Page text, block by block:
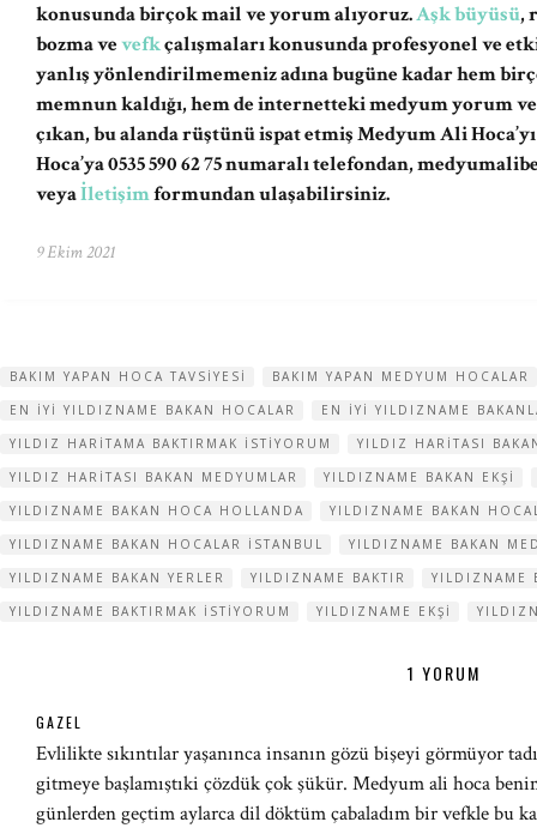
konusunda birçok mail ve yorum alıyoruz.Aşk büyüsü,
bozma vevefkçalışmaları konusunda profesyonel ve
yanlış yönlendirilmemeniz adına bugüne kadar hem
memnun kaldığı, hem de internetteki medyum yorum
çıkan, bu alanda rüştünü ispat etmiş Medyum Ali
Hoca’ya 0535 590 62 75 numaralı telefondan,
veyaİletişimformundan ulaşabilirsiniz.
9 Ekim 2021
BAKIM YAPAN HOCA TAVSIYESI
BAKIM YAPAN MEDYUM HOCALAR
EN IYI YILDIZNAME BAKAN HOCALAR
EN IYI YILDIZNAME
YILDIZ HARITAMA BAKTIRMAK ISTIYORUM
YILDIZ HARITASI
YILDIZ HARITASI BAKAN MEDYUMLAR
YILDIZNAME BAKAN EKŞI
YILDIZNAME BAKAN HOCA HOLLANDA
YILDIZNAME BAKAN
YILDIZNAME BAKAN HOCALAR ISTANBUL
YILDIZNAME BAKAN
YILDIZNAME BAKAN YERLER
YILDIZNAME BAKTIR
YILDIZNAME
YILDIZNAME BAKTIRMAK ISTIYORUM
YILDIZNAME EKŞI
1 YORUM
GAZEL
Evlilikte sıkıntılar yaşanınca insanın gözü bişeyi görmüyor
gitmeye başlamıştıki çözdük çok şükür. Medyum ali hoca
günlerden geçtim aylarca dil döktüm çabaladım bir vefkle bu